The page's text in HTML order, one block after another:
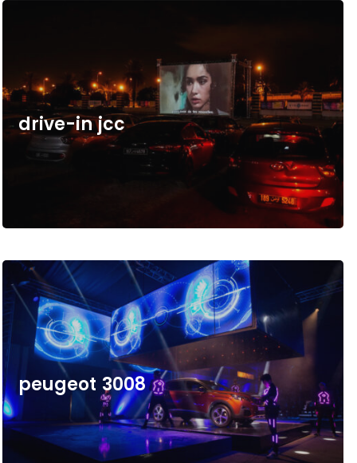
drive-in jcc
peugeot 3008